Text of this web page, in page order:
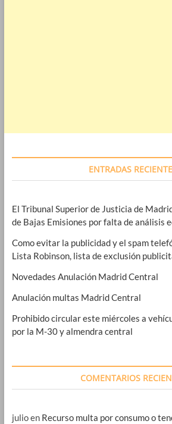
ENTRADAS
El Tribunal Superior de Justicia de
de Bajas Emisiones por falta de análisis
Como evitar la publicidad y el spam
Lista Robinson, lista de exclusión
Novedades Anulación Madrid Central
Anulación multas Madrid Central
Prohibido circular este miércoles a
por la M-30 y almendra central
COMENTARIOS
julioen Recurso multa por consumo o